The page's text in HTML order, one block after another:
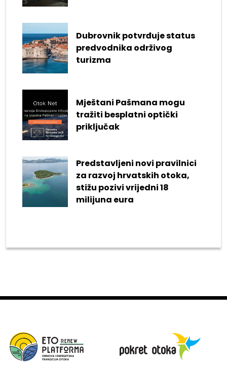
Dubrovnik potvrđuje status
predvodnika održivog
turizma
Mještani Pašmana mogu
tražiti besplatni optički
priključak
Predstavljeni novi pravilnici
za razvoj hrvatskih otoka,
stižu pozivi vrijedni 18
milijuna eura